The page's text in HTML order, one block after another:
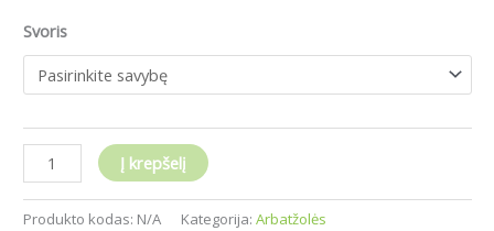
Svoris
Į krepšelį
Produkto kodas: N/A Kategorija: Arbatžolės